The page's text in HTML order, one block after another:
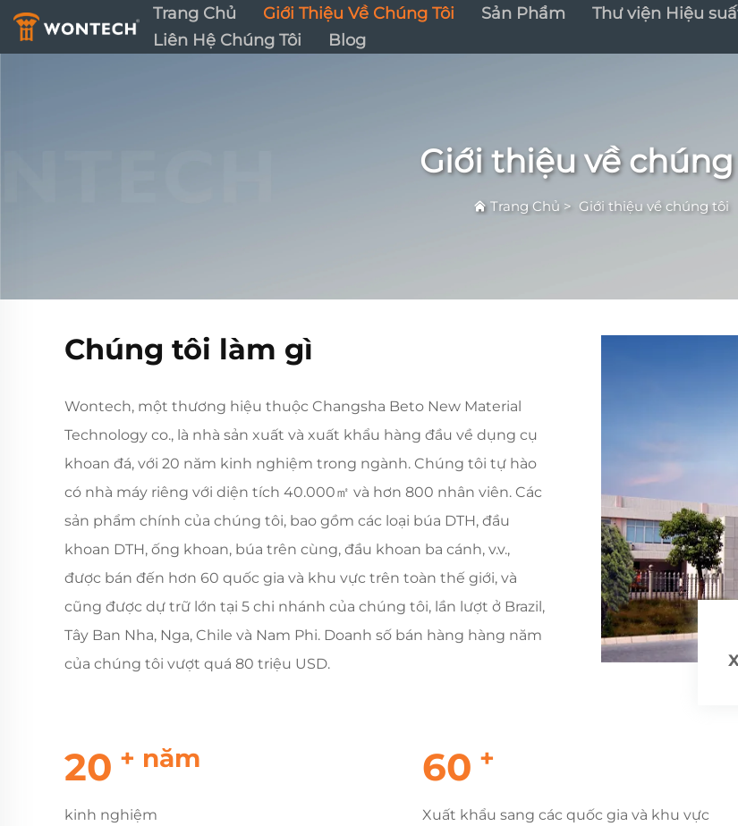
Trang Chủ Giới Thiệu Về Chúng Tôi Sản Phẩm Thư viện Hiệu
Liên Hệ Chúng Tôi
Blog
Giới thiệu về
Trang Chủ > Giới thiệu về chúng tôi
Chúng tôi làm gì
Wontech, một thương hiệu thuộc Changsha Beto New Material
Technology co., là nhà sản xuất và xuất khẩu hàng đầu về dụng cụ
khoan đá, với 20 năm kinh nghiệm trong ngành. Chúng tôi tự hào
có nhà máy riêng với diện tích 40.000㎡ và hơn 800 nhân viên. Các
sản phẩm chính của chúng tôi, bao gồm các loại búa DTH, đầu
khoan DTH, ống khoan, búa trên cùng, đầu khoan ba cánh, v.v.,
được bán đến hơn 60 quốc gia và khu vực trên toàn thế giới, và
cũng được dự trữ lớn tại 5 chi nhánh của chúng tôi, lần lượt ở Brazil,
Tây Ban Nha, Nga, Chile và Nam Phi. Doanh số bán hàng hàng năm
của chúng tôi vượt quá 80 triệu USD.
20 + năm
kinh nghiệm
60 +
Xuất khẩu sang các quốc gia và khu vực